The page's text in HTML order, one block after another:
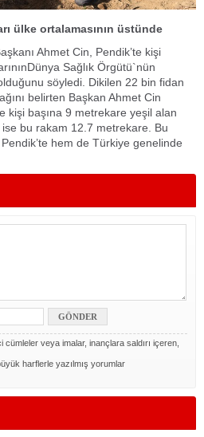
ülke ortalamasının üstünde
Ahmet Cin, Pendik’te kişi
Sağlık Örgütü`nün
söyledi. Dikilen 22 bin fidan
belirten Başkan Ahmet Cin
kişi başına 9 metrekare yeşil alan
bu rakam 12.7 metrekare. Bu
hem de Türkiye genelinde
veya imalar, inançlara saldırı içeren,
harflerle yazılmış yorumlar